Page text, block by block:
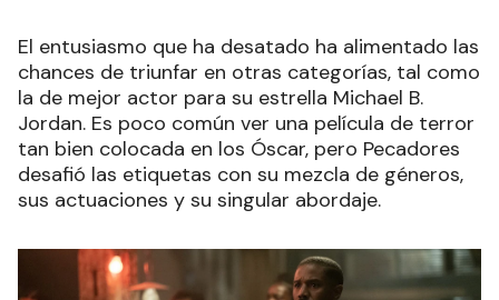
El entusiasmo que ha desatado ha alimentado las
chances de triunfar en otras categorías, tal como
la de mejor actor para su estrella Michael B.
Jordan. Es poco común ver una película de terror
tan bien colocada en los Óscar, pero Pecadores
desafió las etiquetas con su mezcla de géneros,
sus actuaciones y su singular abordaje.